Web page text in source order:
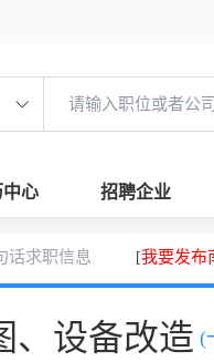
心 招聘企业
话求职信息 [我要发布
、设备改造 (